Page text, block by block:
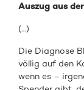
Auszug aus
(…)
Die Diagnose
völlig auf den
wenn es –